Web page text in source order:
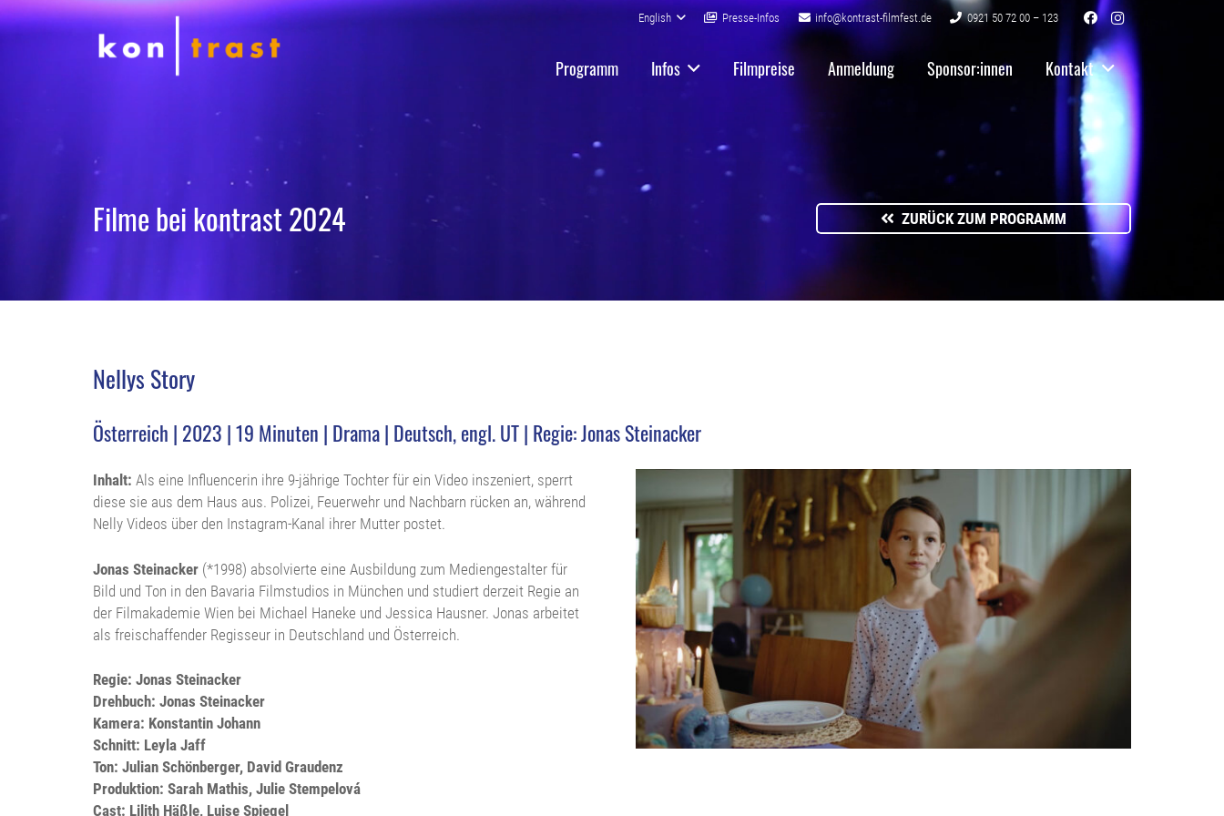
English Presse-Infos info@kontrast-filmfest.de 0921 50 72 00 – 123
Programm Infos Filmpreise Anmeldung Sponsor:innen Kontakt
Filme bei kontrast 2024 ZURÜCK ZUM PROGRAMM
Nellys Story
Österreich | 2023 | 19 Minuten | Drama | Deutsch, engl. UT | Regie: Jonas Steinacker
Inhalt: Als eine Influencerin ihre 9-jährige Tochter für ein Video inszeniert, sperrt
diese sie aus dem Haus aus. Polizei, Feuerwehr und Nachbarn rücken an, während
Nelly Videos über den Instagram-Kanal ihrer Mutter postet.
Jonas Steinacker (*1998) absolvierte eine Ausbildung zum Mediengestalter für
Bild und Ton in den Bavaria Filmstudios in München und studiert derzeit Regie an
der Filmakademie Wien bei Michael Haneke und Jessica Hausner. Jonas arbeitet
als freischaffender Regisseur in Deutschland und Österreich.
Regie: Jonas Steinacker
Drehbuch: Jonas Steinacker
Kamera: Konstantin Johann
Schnitt: Leyla Jaff
Ton: Julian Schönberger, David Graudenz
Produktion: Sarah Mathis, Julie Stempelová
Cast: Lilith Häßle, Luise Spiegel